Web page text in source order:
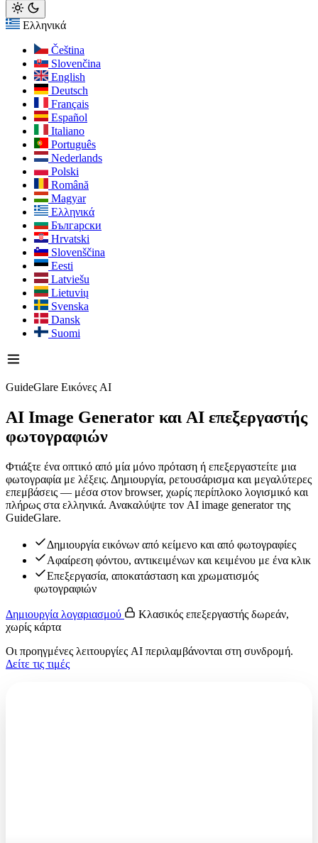
Ελληνικά
Čeština
Slovenčina
English
Deutsch
Français
Español
Italiano
Português
Nederlands
Polski
Română
Magyar
Ελληνικά
Български
Hrvatski
Slovenščina
Eesti
Latviešu
Lietuvių
Svenska
Dansk
Suomi
GuideGlare Εικόνες AI
AI Image Generator και AI επεξεργαστής
φωτογραφιών
Φτιάξτε ένα οπτικό από μία μόνο πρόταση ή επεξεργαστείτε μια
φωτογραφία με λέξεις. Δημιουργία, ρετουσάρισμα και μεγαλύτερες
επεμβάσεις — μέσα στον browser, χωρίς περίπλοκο λογισμικό και
πλήρως στα ελληνικά. Ανακαλύψτε τον AI image generator της
GuideGlare.
Δημιουργία εικόνων από κείμενο και από φωτογραφίες
Αφαίρεση φόντου, αντικειμένων και κειμένου με ένα κλικ
Επεξεργασία, αποκατάσταση και χρωματισμός
φωτογραφιών
Δημιουργία λογαριασμού
Κλασικός επεξεργαστής δωρεάν,
χωρίς κάρτα
Οι προηγμένες λειτουργίες AI περιλαμβάνονται στη συνδρομή.
Δείτε τις τιμές